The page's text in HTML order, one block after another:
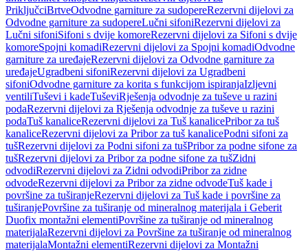
PriključciBrtveOdvodne garniture za sudopereRezervni dijelovi za
Odvodne garniture za sudopereLučni sifoniRezervni dijelovi za
Lučni sifoniSifoni s dvije komoreRezervni dijelovi za Sifoni s dvije
komoreSpojni komadiRezervni dijelovi za Spojni komadiOdvodne
garniture za uređajeRezervni dijelovi za Odvodne garniture za
uređajeUgradbeni sifoniRezervni dijelovi za Ugradbeni
sifoniOdvodne garniture za korita s funkcijom ispiranjaIzljevni
ventiliTuševi i kadeTuševiRješenja odvodnje za tuševe u razini
podaRezervni dijelovi za Rješenja odvodnje za tuševe u razini
podaTuš kanaliceRezervni dijelovi za Tuš kanalicePribor za tuš
kanaliceRezervni dijelovi za Pribor za tuš kanalicePodni sifoni za
tušRezervni dijelovi za Podni sifoni za tušPribor za podne sifone za
tušRezervni dijelovi za Pribor za podne sifone za tušZidni
odvodiRezervni dijelovi za Zidni odvodiPribor za zidne
odvodeRezervni dijelovi za Pribor za zidne odvodeTuš kade i
površine za tuširanjeRezervni dijelovi za Tuš kade i površine za
tuširanjePovršine za tuširanje od mineralnog materijala i Geberit
Duofix montažni elementiPovršine za tuširanje od mineralnog
materijalaRezervni dijelovi za Površine za tuširanje od mineralnog
materijalaMontažni elementiRezervni dijelovi za Montažni